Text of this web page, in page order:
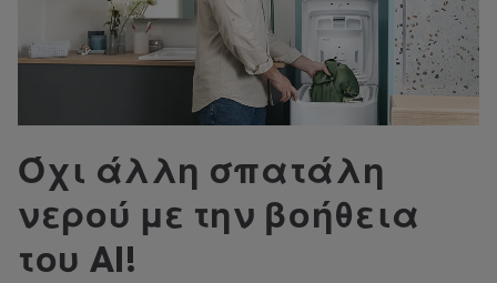
Όχι άλλη σπατάλη
νερού με την βοήθεια
του AI!